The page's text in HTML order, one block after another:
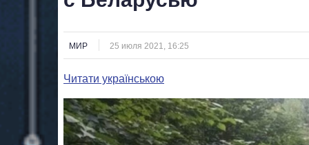
МИР 25 июля 2021, 16:25
Читати українською